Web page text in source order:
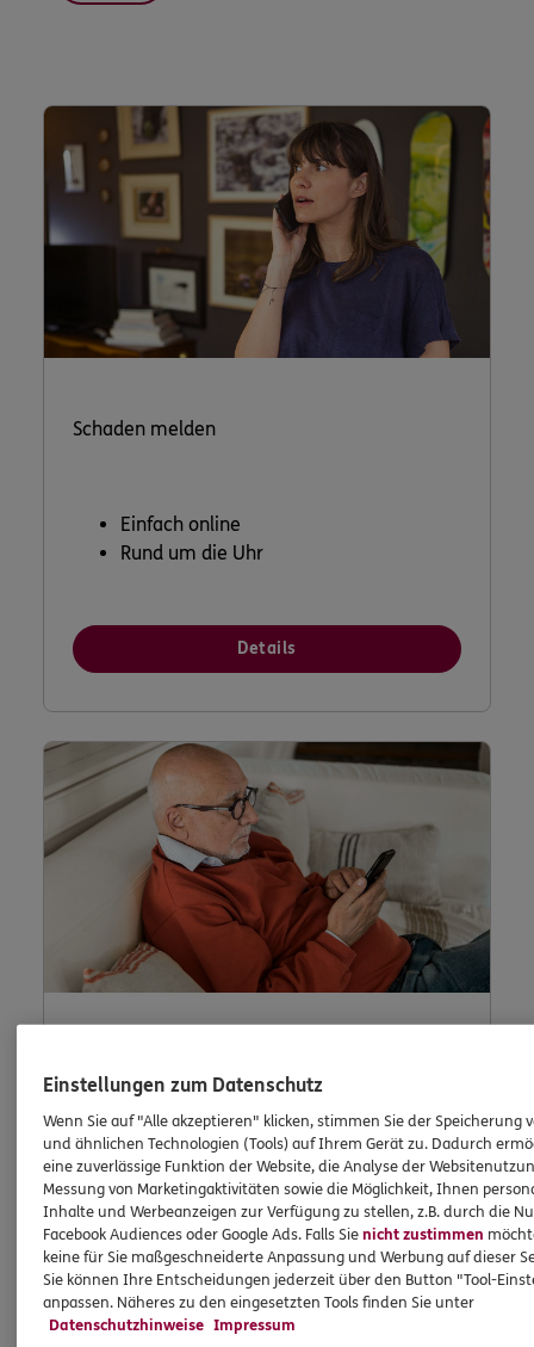
Schaden melden
Einfach online
Rund um die Uhr
Details
Waren Sie zufrieden mit uns? Oder waren Sie
einmal nicht zufrieden? Dann können Sie uns
dies hier schildern.
Jetzt informieren
Einstellungen zum Datenschutz
Wenn Sie auf "Alle akzeptieren" klicken, stimmen Sie der Speicherung
und ähnlichen Technologien (Tools) auf Ihrem Gerät zu. Dadurch
eine zuverlässige Funktion der Website, die Analyse der
Messung von Marketingaktivitäten sowie die Möglichkeit, Ihnen
Inhalte und Werbeanzeigen zur Verfügung zu stellen, z.B. durch die
Facebook Audiences oder Google Ads. Falls Sienicht zustimmen
keine für Sie maßgeschneiderte Anpassung und Werbung auf dieser
Sie können Ihre Entscheidungen jederzeit über den Button "Tool-
anpassen. Näheres zu den eingesetzten Tools finden Sie unter
Datenschutzhinweise Impressum